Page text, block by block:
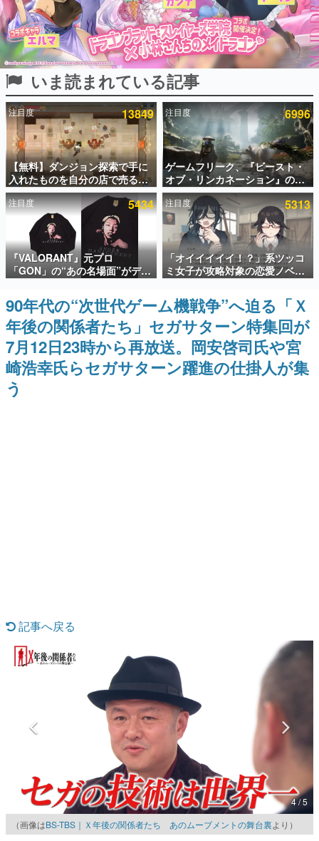
インタビュー
連載・特集一覧
殿堂入り記事
SNS拡散数が数千以上！ ページビュー数万以上！ などな
ど。多くの人々に読まれた、電ファミ渾身の“殿堂入り”記
事をまとめました。
ゲームの企画書
名作ゲームクリエイターの方々に製作時のエピソードをお
聞きし、ヒットする企画（ゲーム）とは何か？を探ってい
きます。
赫本
この物語を解いてはいけない。『赫本』は、〈試験問題〉
の形をした短編ホラー小説集です。
新世代に訊く
これからのデジタルゲーム市場を担う若きクリエイター達
の姿を追い、彼らのルーツと情熱を探っていきます。
ゲーム世代の作家たち
ゲームに多大な影響を受けた作家さんに取材し、ゲームが
日本のコンテンツ産業やカルチャーに与えた影響を探る企
画です。
日本モバイルゲーム産業史
日本のモバイルゲーム史における主要なトピック・タイト
特集記事
マンガ
電ファミニコゲーマーとは？
運営：株式会社マレ
いま読まれている記事
注目度 13849
【無料】ダンジョン探索で手に
入れたものを自分の店で売るゲ
ーム『Moonlighter』がSteam
にて無料配布中！続編
『Moonlighter 2』の9月2日正
式リリースを記念したキャンペ
ーン
注目度 6996
ゲームフリーク、『ビースト・
オブ・リンカネーション』の継
続的なアプデ方針を表明。ユー
ザーからの意見を真摯に受け止
めて対応へ。修正パッチは約1週
間以内に配信される予定
注目度 5434
『VALORANT』元プロ
「GON」の“あの名場面”がデザ
インされた新作グッズが本日8月
5日より期間限定で発売。Tシャ
ツやコインケース、アクキーな
どが全品受注生産で登場、過去
に発売したグッズの再販も
注目度 5313
「オイイイイイ！？」系ツッコ
ミ女子が攻略対象の恋愛ノベル
ゲーム『美術部カノジョ』
Steamストアページが公開。
「お前らーそろそろ自重しろ
ー？＾＾」暗黒微笑の夢女子
や、萌え声不思議ちゃん女子と
青春を謳歌
90年代の“次世代ゲーム機戦争”へ迫る「Ｘ
年後の関係者たち」セガサターン特集回が
7月12日23時から再放送。岡安啓司氏や宮
崎浩幸氏らセガサターン躍進の仕掛人が集
う
記事へ戻る
4 / 5
（画像はBS-TBS｜Ｘ年後の関係者たち あのムーブメントの舞台裏より）